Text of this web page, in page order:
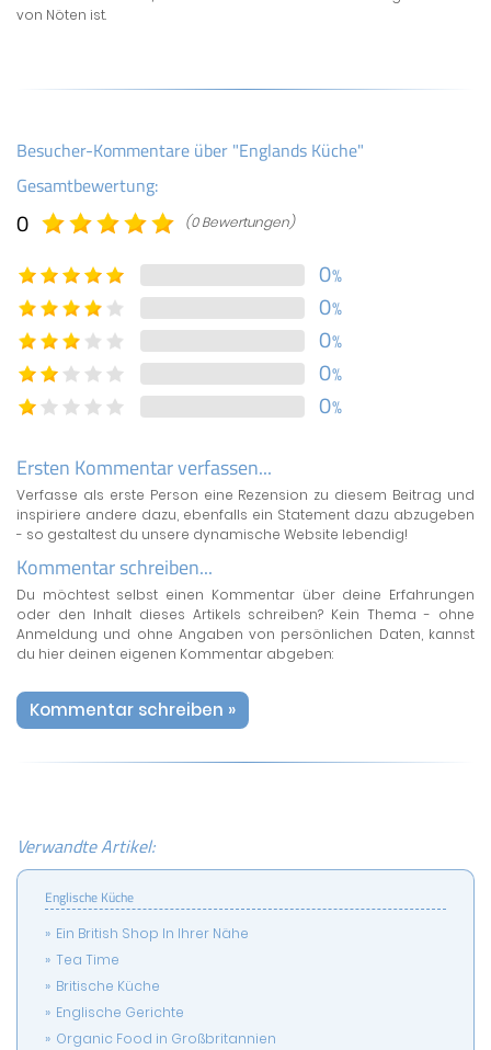
von Nöten ist.
Besucher-Kommentare über "Englands Küche"
Gesamtbewertung:
0 (0 Bewertungen)
0%
0%
0%
0%
0%
Ersten Kommentar verfassen...
Verfasse als erste Person eine Rezension zu diesem Beitrag und
inspiriere andere dazu, ebenfalls ein Statement dazu abzugeben
- so gestaltest du unsere dynamische Website lebendig!
Kommentar schreiben...
Du möchtest selbst einen Kommentar über deine Erfahrungen
oder den Inhalt dieses Artikels schreiben? Kein Thema - ohne
Anmeldung und ohne Angaben von persönlichen Daten, kannst
du hier deinen eigenen Kommentar abgeben:
Kommentar schreiben »
Verwandte Artikel:
Englische Küche
Ein British Shop In Ihrer Nähe
Tea Time
Britische Küche
Englische Gerichte
Organic Food in Großbritannien